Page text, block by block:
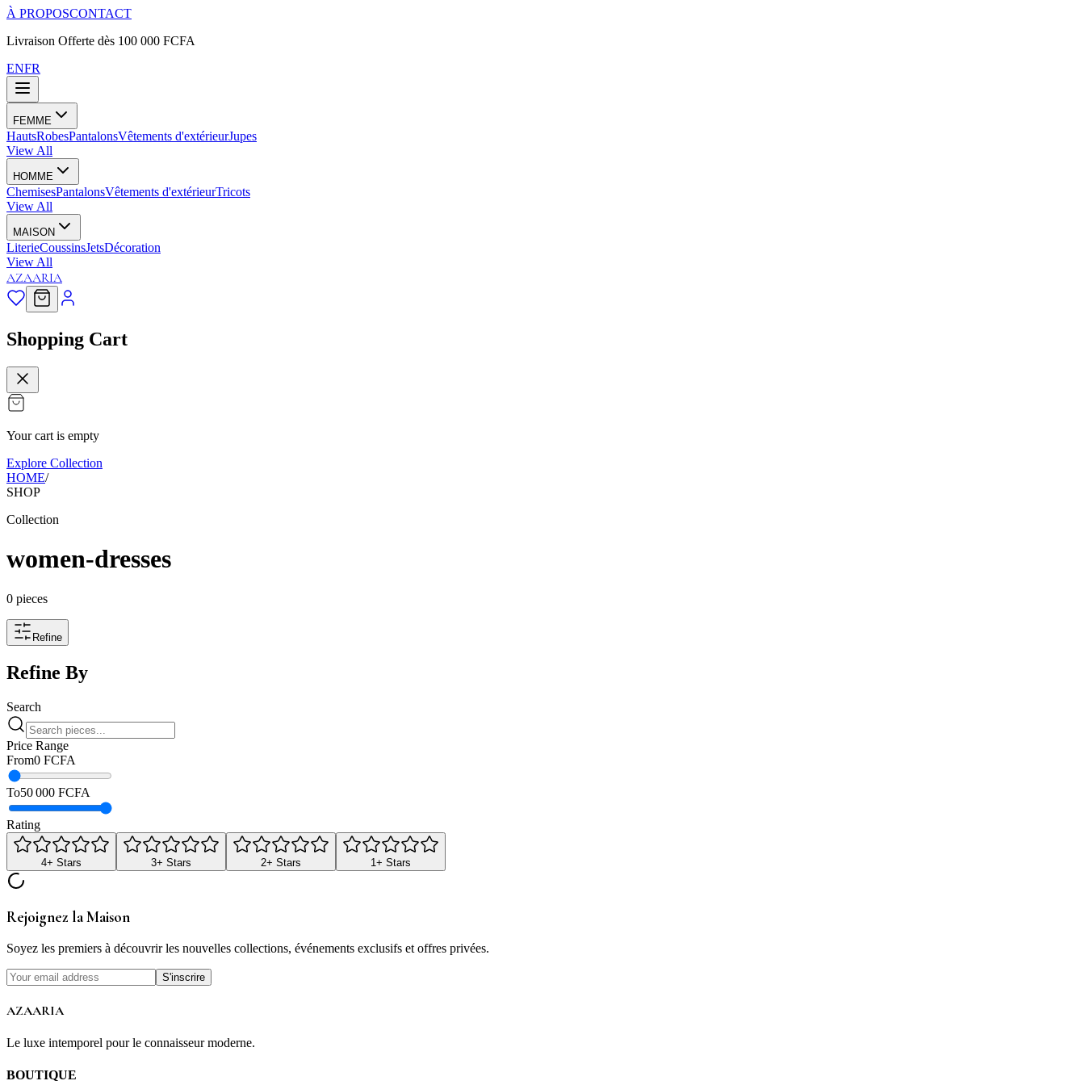
À PROPOSCONTACT
Livraison Offerte dès 100 000 FCFA
ENFR
FEMME
HautsRobesPantalonsVêtements d'extérieurJupes
View All
HOMME
ChemisesPantalonsVêtements d'extérieurTricots
View All
MAISON
LiterieCoussinsJetsDécoration
View All
AZAARIA
Shopping Cart
Your cart is empty
Explore Collection
HOME/
SHOP
Collection
women-dresses
0 pieces
Refine
Refine By
Search
Price Range
From0 FCFA
To50 000 FCFA
Rating
4+ Stars 3+ Stars 2+ Stars 1+ Stars
Rejoignez la Maison
Soyez les premiers à découvrir les nouvelles collections, événements exclusifs et offres privées.
S'inscrire
AZAARIA
Le luxe intemporel pour le connaisseur moderne.
BOUTIQUE